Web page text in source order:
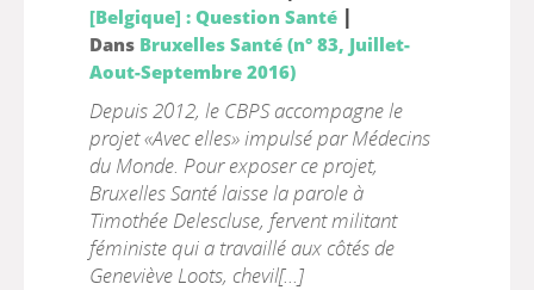
[Belgique] : Question Santé|
Dans Bruxelles Santé (n° 83, Juillet-
Aout-Septembre 2016)
Depuis 2012, le CBPS accompagne le
projet «Avec elles» impulsé par Médecins
du Monde. Pour exposer ce projet,
Bruxelles Santé laisse la parole à
Timothée Delescluse, fervent militant
féministe qui a travaillé aux côtés de
Geneviève Loots, chevil[...]